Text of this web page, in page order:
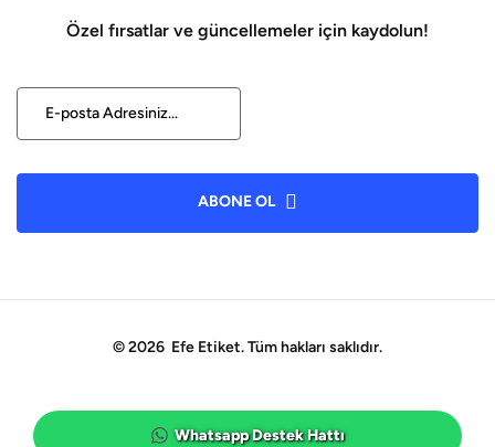
Özel fırsatlar ve güncellemeler için kaydolun!
ABONE OL
© 2026 Efe Etiket. Tüm hakları saklıdır.
Whatsapp Destek Hattı